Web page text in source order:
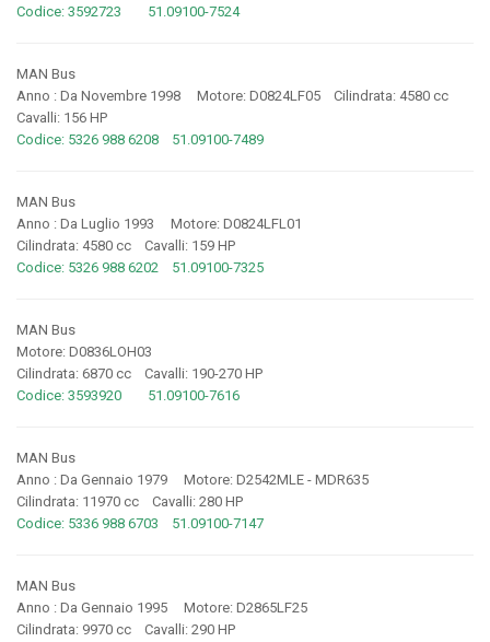
Codice: 3592723 51.09100-7524
MAN Bus
Anno : Da Novembre 1998 Motore: D0824LF05 Cilindrata: 4580 cc
Cavalli: 156 HP
Codice: 5326 988 6208 51.09100-7489
MAN Bus
Anno : Da Luglio 1993 Motore: D0824LFL01
Cilindrata: 4580 cc Cavalli: 159 HP
Codice: 5326 988 6202 51.09100-7325
MAN Bus
Motore: D0836LOH03
Cilindrata: 6870 cc Cavalli: 190-270 HP
Codice: 3593920 51.09100-7616
MAN Bus
Anno : Da Gennaio 1979 Motore: D2542MLE - MDR635
Cilindrata: 11970 cc Cavalli: 280 HP
Codice: 5336 988 6703 51.09100-7147
MAN Bus
Anno : Da Gennaio 1995 Motore: D2865LF25
Cilindrata: 9970 cc Cavalli: 290 HP